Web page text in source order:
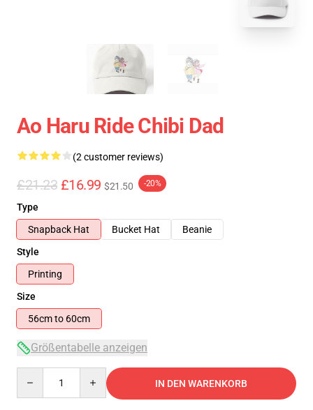
Ao Haru Ride Chibi Dad
(2 customer reviews)
£21.23 £16.99 $21.50 -20%
Type
Snapback Hat
Bucket Hat
Beanie
Style
Printing
Size
56cm to 60cm
Größentabelle anzeigen
IN DEN WARENKORB